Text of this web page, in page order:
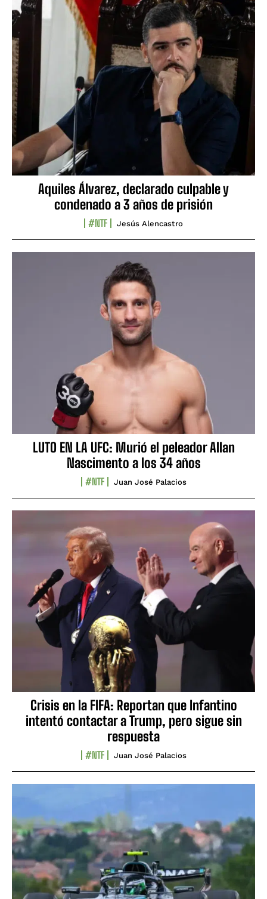
Aquiles Álvarez, declarado culpable y
condenado a 3 años de prisión
#NTF Jesús Alencastro
LUTO EN LA UFC: Murió el peleador Allan
Nascimento a los 34 años
#NTF Juan José Palacios
Crisis en la FIFA: Reportan que Infantino
intentó contactar a Trump, pero sigue sin
respuesta
#NTF Juan José Palacios